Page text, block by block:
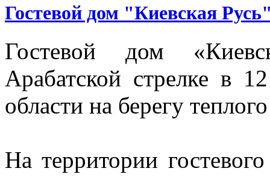
Гостевой дом "Киевская
Гостевой дом
Арабатской стрелке в
области на берегу
На территории